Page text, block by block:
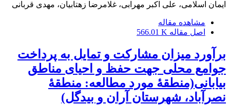
ایمان اسلامی، علی اکبر مهرابی، غلامرضا زهتابیان، مهدی قربانی
مشاهده مقاله
اصل مقاله 566.01 K
برآورد میزان مشارکت و تمایل به پرداخت
جوامع محلی جهت حفظ و احیای مناطق
بیابانی(منطقۀ مورد مطالعه: منطقۀ
نصرآباد، شهرستان آران و بیدگل)